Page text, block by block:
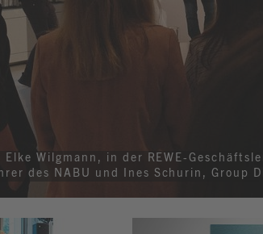
Elke Wilgmann, in der REWE-
des NABU und Ines Schurin, Group